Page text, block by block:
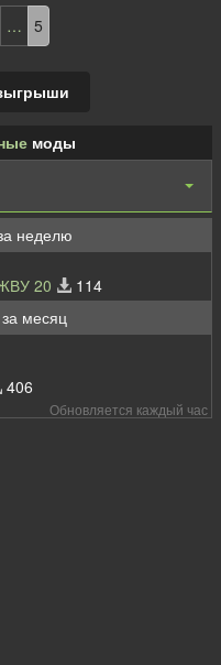
… 5
моды
неделю
20
114
месяц
406
Обновляется каждый час